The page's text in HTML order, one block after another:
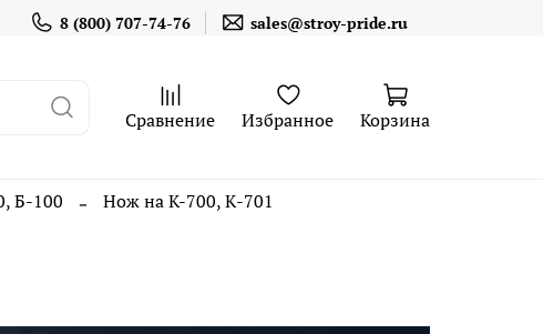
8 (800) 707-74-76 sales@stroy-pride.ru
Сравнение Избранное Корзина
Б-100 Нож на K-700, К-701